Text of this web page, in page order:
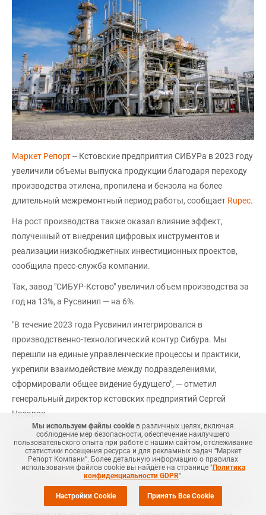
Маркет Репорт-- Кстовские предприятия СИБУРа в 2023 году
увеличили объемы выпуска продукции благодаря переходу
производства этилена, пропилена и бензола на более
длительный межремонтный период работы, сообщает Rupec.
На рост производства также оказал влияние эффект,
полученный от внедрения цифровых инструментов и
реализации низкобюджетных инвестиционных проектов,
сообщила пресс-служба компании.
Так, завод "СИБУР-Кстово" увеличил объем производства за
год на 13%, а Русвинил — на 6%.
"В течение 2023 года Русвинил интегрировался в
производственно-технологический контур Сибура. Мы
перешли на единые управленческие процессы и практики,
укрепили взаимодействие между подразделениями,
сформировали общее видение будущего", — отметил
генеральный директор кстовских предприятий Сергей
Назаров.
Производственные мощности СИБУР-Кстово составляют 435
тыс. тонн этилена, 180 тыс. тонн пропилена, 106 тыс. тонн
бензола.
сообщалось, что СИБУР-Нефтехим (г. Дзержинск) в
2023 году увеличил объем производства почти на 19%. Рост
Мы используем файлы cookieв различных целях, включая
соблюдение мер безопасности, обеспечение наилучшего
пользовательского опыта при работе с нашим сайтом, отслеживание
статистики посещения ресурса и для рекламных задач “Маркет
Репорт Компани”. Более детальную информацию о правилах
использования файлов cookie вы найдёте на странице "Политика
конфиденциальности GDPR".
Настройки Cookie Принять Все Cookie